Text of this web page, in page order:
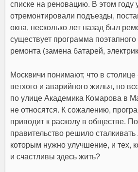
списке на реновацию. В этом году
отремонтировали подъезды,
окна, несколько лет назад был
существует программа поэтапного
ремонта (замена батарей,
Москвичи понимают, что в столице
ветхого и аварийного жилья, но
по улице Академика Комарова в
не относятся. К сожалению,
приводит к расколу в обществе.
правительство решило
которым нужно улучшение, и тех,
и счастливы здесь жить?